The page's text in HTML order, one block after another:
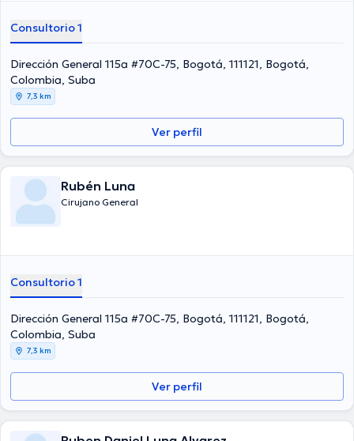
Consultorio 1
Dirección General 115a #70C-75, Bogotá, 111121, Bogotá,
Colombia, Suba
7,3 km
Ver perfil
Rubén Luna
Cirujano General
Consultorio 1
Dirección General 115a #70C-75, Bogotá, 111121, Bogotá,
Colombia, Suba
7,3 km
Ver perfil